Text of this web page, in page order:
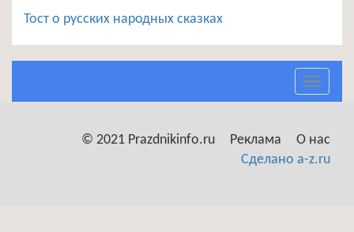
Тост о русских народных сказках
Toggle
© 2021 Prazdnikinfo.ru Реклама
О нас
Сделано a-z.ru